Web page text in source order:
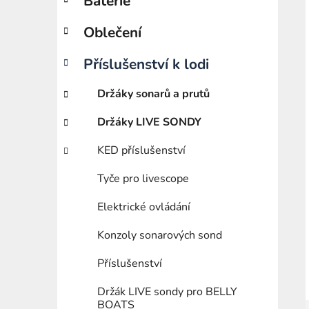
p
a
n
Oblečení
Příslušenství k lodi
Držáky sonarů a prutů
Držáky LIVE SONDY
KED příslušenství
Tyče pro livescope
Elektrické ovládání
Konzoly sonarových sond
Příslušenství
Držák LIVE sondy pro BELLY
BOATS